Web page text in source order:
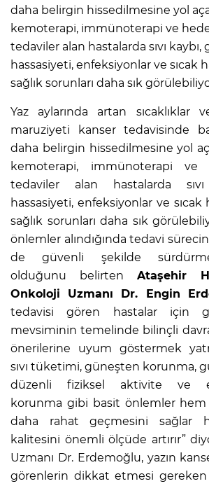
daha belirgin hissedilmesine yol
kemoterapi, immünoterapi ve
tedaviler alan hastalarda sıvı kaybı,
hassasiyeti, enfeksiyonlar ve sıcak
sağlık sorunları daha sık
Yaz aylarında artan sıcaklıklar
maruziyeti kanser tedavisinde
daha belirgin hissedilmesine yol
kemoterapi, immünoterapi ve
tedaviler alan hastalarda
hassasiyeti, enfeksiyonlar ve sıcak
sağlık sorunları daha sık
önlemler alındığında tedavi
de güvenli şekilde
olduğunu belirten Ataşehir
Onkoloji Uzmanı Dr. Engin
tedavisi gören hastalar için
mevsiminin temelinde bilinçli
önerilerine uyum göstermek
sıvı tüketimi, güneşten korunma,
düzenli fiziksel aktivite ve
korunma gibi basit önlemler
daha rahat geçmesini sağlar
kalitesini önemli ölçüde artırır”
Uzmanı Dr. Erdemoğlu, yazın
görenlerin dikkat etmesi gereken